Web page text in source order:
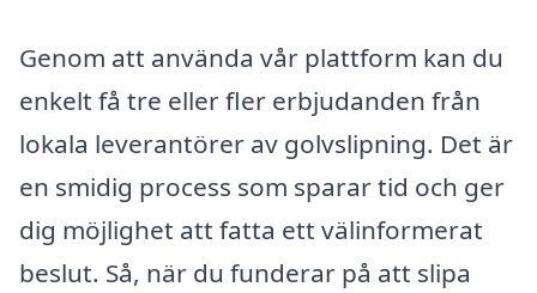
Genom att använda vår plattform kan du
enkelt få tre eller fler erbjudanden från
lokala leverantörer av golvslipning. Det är
en smidig process som sparar tid och ger
dig möjlighet att fatta ett välinformerat
beslut. Så, när du funderar på att slipa